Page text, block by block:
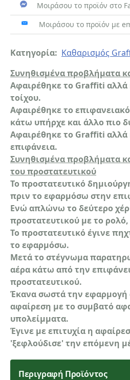
Μοιράσου το προϊόν στο
Μοιράσου το προϊόν με
Κατηγορία: Καθαρισμός
Συνηθισμένα προβλήματα
Αφαιρέθηκε το Graffiti αλλά
τοίχου.
Αφαιρέθηκε το
κάτω υπήρχε και άλλο πιο
Αφαιρέθηκε το Graffiti
επιφάνεια.
Συνηθισμένα προβλήματα
του προστατευτικού
Το προστατευτικό
πριν το εφαρμόσω στην
Ενώ απλώνω το δεύτερο
προστατευτικού με το
Το προστατευτικό έγινε
το εφαρμόσω.
Μετά το στέγνωμα
αέρα κάτω από την
προστατευτικού.
Έκανα σωστά την εφαρμογή
αφαίρεση με το συμβατό
υπολείμματα.
Έγινε με επιτυχία η
'ξεφλούδισε' την επόμενη
Περιγραφή Προϊόντος